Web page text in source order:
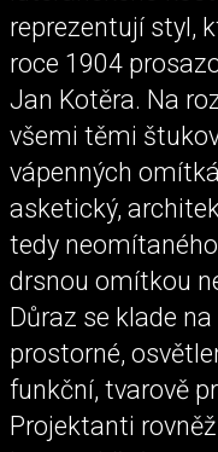
reprezentují styl,
roce 1904
Jan Kotěra. Na
všemi těmi
vápenných
asketický,
tedy
drsnou omítkou
Důraz se klade
prostorné,
funkční, tvarově
Projektanti